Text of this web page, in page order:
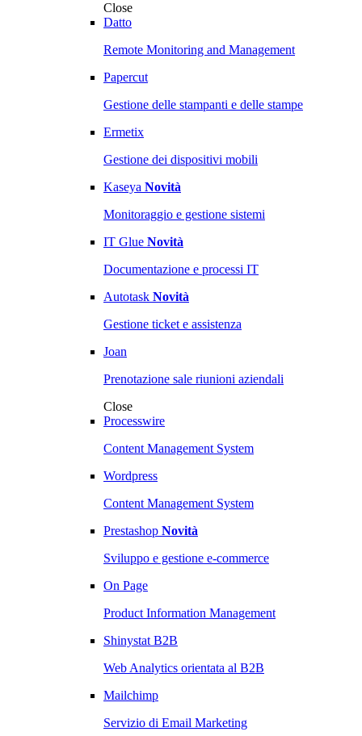
Close
Datto
Remote Monitoring and Management
Papercut
Gestione delle stampanti e delle stampe
Ermetix
Gestione dei dispositivi mobili
Kaseya Novità
Monitoraggio e gestione sistemi
IT Glue Novità
Documentazione e processi IT
Autotask Novità
Gestione ticket e assistenza
Joan
Prenotazione sale riunioni aziendali
Close
Processwire
Content Management System
Wordpress
Content Management System
Prestashop Novità
Sviluppo e gestione e-commerce
On Page
Product Information Management
Shinystat B2B
Web Analytics orientata al B2B
Mailchimp
Servizio di Email Marketing